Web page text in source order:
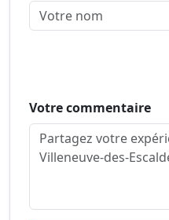
Votre commentaire